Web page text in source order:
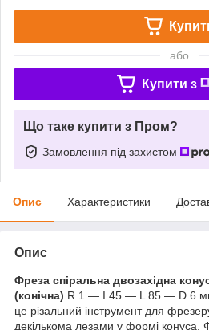
або
Купити з
Що таке купити з Пром?
Замовлення під захистом
Опис Характеристики
Опис
Фреза спіральна двозахідна
(конічна) R 1 — I 45 — L 85 — D 6
це різальний інструмент для
декількома лезами у формі конуса.